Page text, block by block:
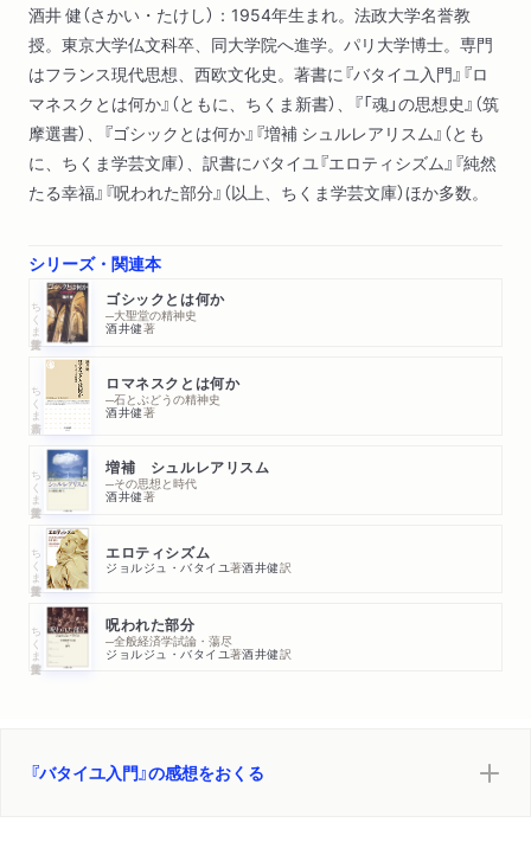
酒井 健（さかい・たけし）：1954年生まれ。法政大学名誉教
授。東京大学仏文科卒、同大学院へ進学。パリ大学博士。専門
はフランス現代思想、西欧文化史。著書に『バタイユ入門』『ロ
マネスクとは何か』（ともに、ちくま新書）、『「魂」の思想史』（筑
摩選書）、『ゴシックとは何か』『増補 シュルレアリスム』（とも
に、ちくま学芸文庫）、訳書にバタイユ『エロティシズム』『純然
たる幸福』『呪われた部分』（以上、ちくま学芸文庫）ほか多数。
シリーズ・関連本
ちくま学芸文庫 ゴシックとは何か
─大聖堂の精神史
酒井健著
ちくま新書 ロマネスクとは何か
─石とぶどうの精神史
酒井健著
ちくま学芸文庫 増補 シュルレアリスム
─その思想と時代
酒井健著
ちくま学芸文庫 エロティシズム
ジョルジュ・バタイユ著酒井健訳
ちくま学芸文庫 呪われた部分
─全般経済学試論・蕩尽
ジョルジュ・バタイユ著酒井健訳
『バタイユ入門』の感想をおくる